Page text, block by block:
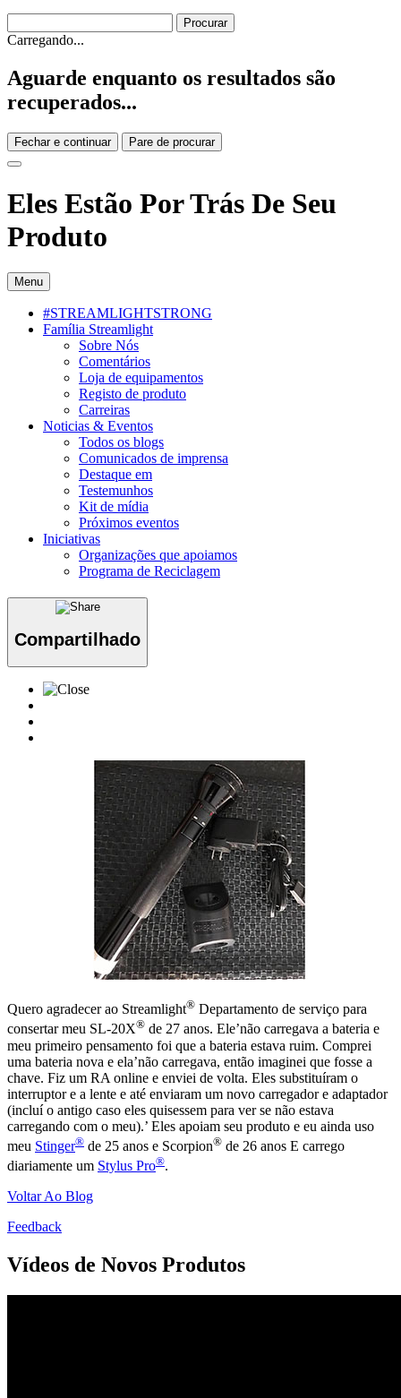
Carregando...
Aguarde enquanto os resultados são
recuperados...
Fechar e continuar Pare de procurar
Eles Estão Por Trás De Seu
Produto
Menu
#STREAMLIGHTSTRONG
Família Streamlight
Sobre Nós
Comentários
Loja de equipamentos
Registo de produto
Carreiras
Noticias & Eventos
Todos os blogs
Comunicados de imprensa
Destaque em
Testemunhos
Kit de mídia
Próximos eventos
Iniciativas
Organizações que apoiamos
Programa de Reciclagem
Compartilhado
Quero agradecer ao Streamlight® Departamento de serviço para
consertar meu SL-20X® de 27 anos. Ele’não carregava a bateria e
meu primeiro pensamento foi que a bateria estava ruim. Comprei
uma bateria nova e ela’não carregava, então imaginei que fosse a
chave. Fiz um RA online e enviei de volta. Eles substituíram o
interruptor e a lente e até enviaram um novo carregador e adaptador
(incluí o antigo caso eles quisessem para ver se não estava
carregando com o meu).’ Eles apoiam seu produto e eu ainda uso
meu Stinger® de 25 anos e Scorpion® de 26 anos E carrego
diariamente um Stylus Pro®.
Voltar Ao Blog
Feedback
Vídeos de Novos Produtos